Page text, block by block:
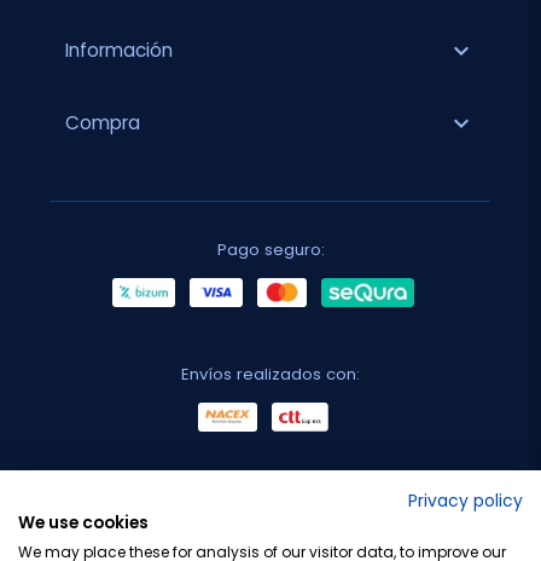
Información expand_more
Compra expand_more
Pago seguro:
Envíos realizados con:
Privacy policy
We use cookies
We may place these for analysis of our visitor data, to improve our